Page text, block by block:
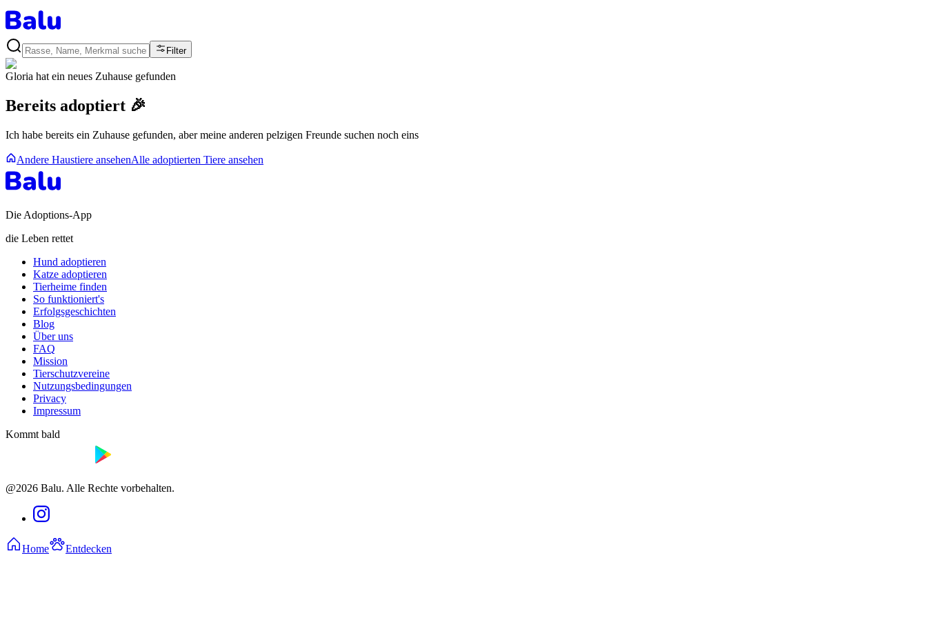
Filter
Gloria hat ein neues Zuhause gefunden
Bereits adoptiert 🎉
Ich habe bereits ein Zuhause gefunden, aber meine anderen pelzigen Freunde suchen noch eins
Andere Haustiere ansehenAlle adoptierten Tiere ansehen
Die Adoptions-App
die Leben rettet
Hund adoptieren
Katze adoptieren
Tierheime finden
So funktioniert's
Erfolgsgeschichten
Blog
Über uns
FAQ
Mission
Tierschutzvereine
Nutzungsbedingungen
Privacy
Impressum
Kommt bald
@2026 Balu. Alle Rechte vorbehalten.
Home Entdecken